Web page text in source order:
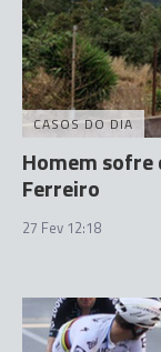
CASOS DO DIA
Homem sofre
Ferreiro
27 Fev 12:18